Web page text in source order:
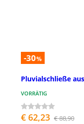
-30%
Pluvialschließe
VORRÄTIG
€ 62,23 € 88,90